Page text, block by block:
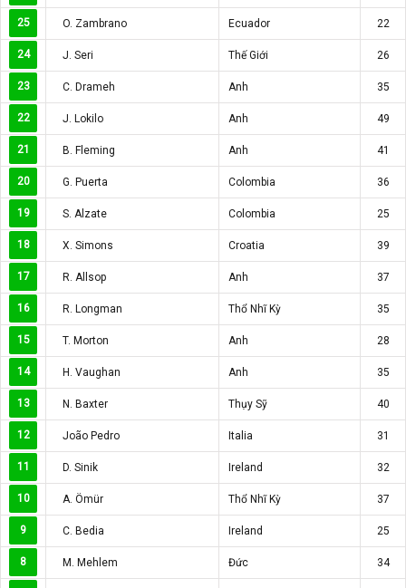
25 O. Zambrano Ecuador 22
24 J. Seri Thế Giới 26
23 C. Drameh Anh 35
22 J. Lokilo Anh 49
21 B. Fleming Anh 41
20 G. Puerta Colombia 36
19 S. Alzate Colombia 25
18 X. Simons Croatia 39
17 R. Allsop Anh 37
16 R. Longman Thổ Nhĩ Kỳ 35
15 T. Morton Anh 28
14 H. Vaughan Anh 35
13 N. Baxter Thụy Sỹ 40
12 João Pedro Italia 31
11 D. Sinik Ireland 32
10 A. Ömür Thổ Nhĩ Kỳ 37
9 C. Bedia Ireland 25
8 M. Mehlem Đức 34